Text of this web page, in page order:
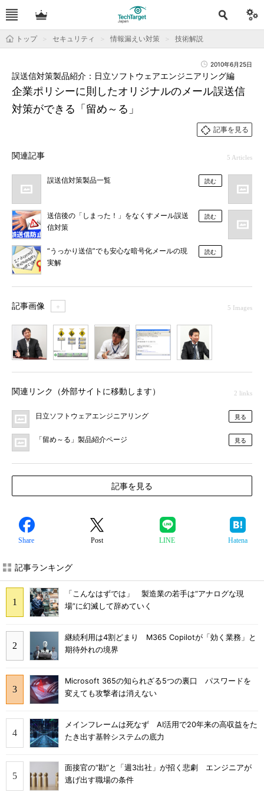
トップ セキュリティ 情報漏えい対策 技術解説
2010年6月25日
企業ポリシーに則したオリジナルのメール誤送信
対策ができる「留め～る」
誤送信対策製品紹介：日立ソフトウェアエンジニアリング編
記事を見る
関連記事 5 Articles
誤送信対策製品一覧 読む
送信後の「しまった！」をなくすメール誤送
信対策
読む
“うっかり送信”でも安心な暗号化メールの現
実解
読む
記事画像 ＋ 5 Images
関連リンク（外部サイトに移動します） 2 links
日立ソフトウェアエンジニアリング 見る
「留め～る」製品紹介ページ 見る
記事を見る
Share Post LINE Hatena
記事ランキング
「こんなはずでは」 製造業の若手は“アナログな現
場”に幻滅して辞めていく
継続利用は4割どまり M365 Copilotが「効く業務」と
期待外れの境界
Microsoft 365の知られざる5つの裏口 パスワードを
変えても攻撃者は消えない
メインフレームは死なず AI活用で20年来の高収益をた
たき出す基幹システムの底力
面接官の“勘”と「週3出社」が招く悲劇 エンジニアが
逃げ出す職場の条件